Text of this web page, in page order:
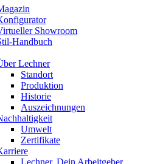
Showroom
Handbuch
Lechner
Standort
Produktion
Historie
Auszeichnungen
Umwelt
Zertifikate
Lechner, Dein Arbeitgeber